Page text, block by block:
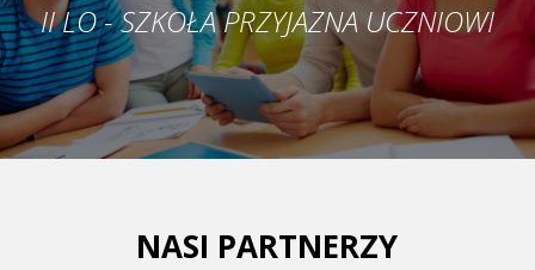
II LO - SZKOŁA PRZYJAZNA UCZNIOWI
NASI PARTNERZY